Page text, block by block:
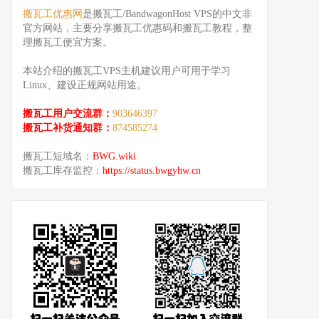
搬瓦工优惠网 是搬瓦工/BandwagonHost VPS的中文非
官方网站，主要分享搬瓦工优惠码和搬瓦工教程，整
理搬瓦工便宜方案。
本站介绍的搬瓦工VPS主机建议用户可用于学习
Linux、建设正规网站用途。
搬瓦工用户交流群： 903646397
搬瓦工补货通知群： 874585274
搬瓦工短域名： BWG.wiki
搬瓦工库存监控： https://status.bwgyhw.cn